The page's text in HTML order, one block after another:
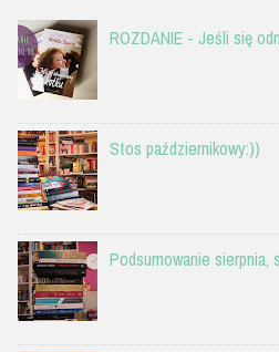
ROZDANIE - Jeśli się
Stos październikowy:))
Podsumowanie sierpnia,